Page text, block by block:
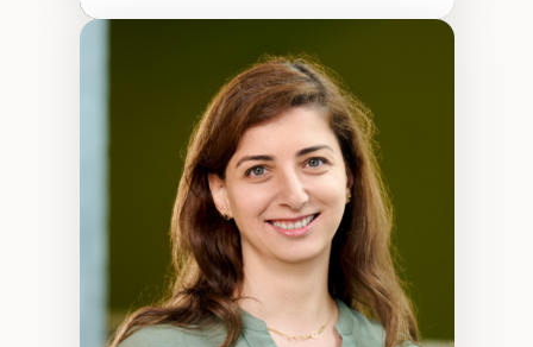
Fragmentation des auditoires médiatiques
Analyse multi-plateforme des auditoires
médiatiques
Analyse des comportements numériques à
travers les données massives et l’IA
Recherche quantitative et qualitative sur
les auditoires médiatiques
Épistémologie des techniques de recherche
numérique et l’IA
Théorie des droits de la personne
La pensée politique d’Hannah Arendt
La pensée politique à l’ère numérique
Justice internationale et normes
internationales